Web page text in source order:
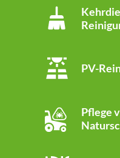
PV-
Pflege